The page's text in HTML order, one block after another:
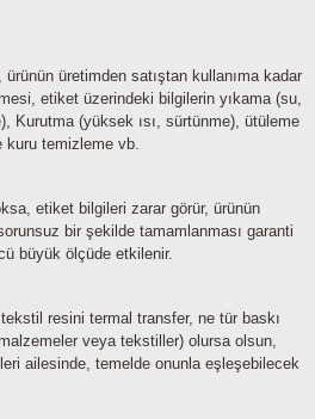
üretimden satıştan kullanıma kadar
etiket üzerindeki bilgilerin yıkama (su,
Kurutma (yüksek ısı, sürtünme), ütüleme
kuru temizleme vb.
etiket bilgileri zarar görür, ürünün
bir şekilde tamamlanması garanti
büyük ölçüde etkilenir.
resini termal transfer, ne tür baskı
veya tekstiller) olursa olsun,
ailesinde, temelde onunla eşleşebilecek